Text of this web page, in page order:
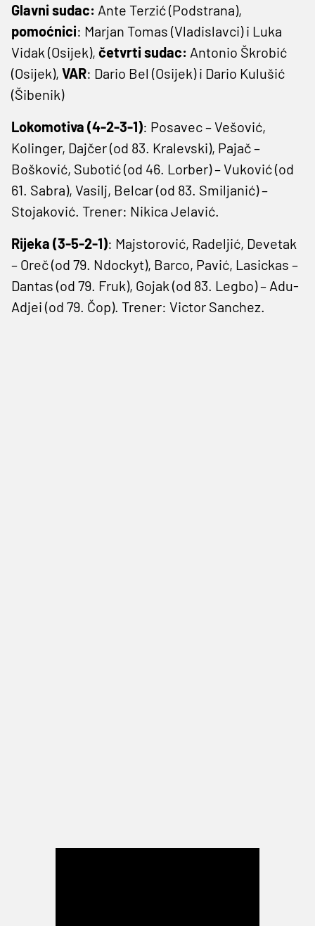
Glavni sudac: Ante Terzić (Podstrana),
pomoćnici: Marjan Tomas (Vladislavci) i Luka
Vidak (Osijek), četvrti sudac: Antonio Škrobić
(Osijek), VAR: Dario Bel (Osijek) i Dario Kulušić
(Šibenik)
Lokomotiva (4-2-3-1): Posavec – Vešović,
Kolinger, Dajčer (od 83. Kralevski), Pajač –
Bošković, Subotić (od 46. Lorber) – Vuković (od
61. Sabra), Vasilj, Belcar (od 83. Smiljanić) –
Stojaković. Trener: Nikica Jelavić.
Rijeka (3-5-2-1): Majstorović, Radeljić, Devetak
– Oreč (od 79. Ndockyt), Barco, Pavić, Lasickas –
Dantas (od 79. Fruk), Gojak (od 83. Legbo) – Adu-
Adjei (od 79. Čop). Trener: Victor Sanchez.